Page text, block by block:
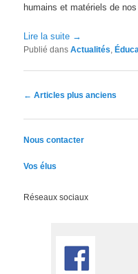
humains et matériels de
Lire la suite →
Publié dans Actualités,
Navigation des articles
← Articles plus anciens
Nous contacter
Vos élus
Réseaux sociaux